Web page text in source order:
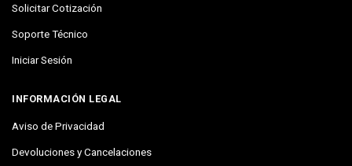
Solicitar Cotización
Soporte Técnico
Iniciar Sesión
INFORMACIÓN LEGAL
Aviso de Privacidad
Devoluciones y Cancelaciones